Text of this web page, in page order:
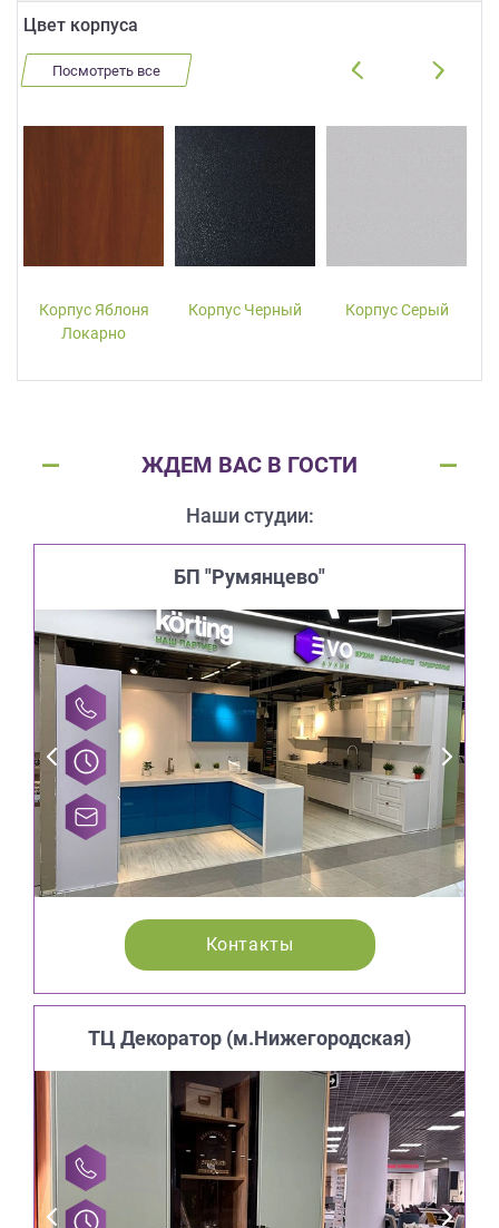
Цвет корпуса
Посмотреть все
Корпус Яблоня
Локарно
Корпус Черный Корпус Серый
ЖДЕМ ВАС В ГОСТИ
Наши студии:
БП "Румянцево"
Контакты
ТЦ Декоратор (м.Нижегородская)